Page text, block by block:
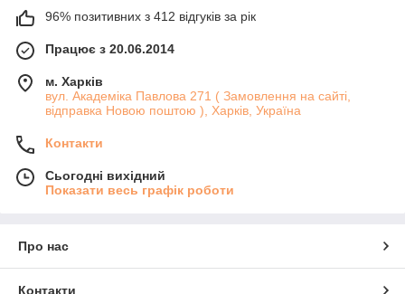
96% позитивних з 412 відгуків за рік
Працює з 20.06.2014
м. Харків
вул. Академіка Павлова 271 ( Замовлення на сайті,
відправка Новою поштою ), Харків, Україна
Контакти
Сьогодні вихідний
Показати весь графік роботи
Про нас
Контакти